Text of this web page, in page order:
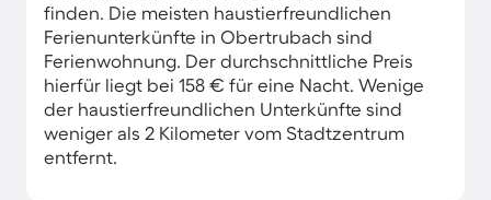
finden. Die meisten haustierfreundlichen
Ferienunterkünfte in Obertrubach sind
Ferienwohnung. Der durchschnittliche Preis
hierfür liegt bei 158 € für eine Nacht. Wenige
der haustierfreundlichen Unterkünfte sind
weniger als 2 Kilometer vom Stadtzentrum
entfernt.